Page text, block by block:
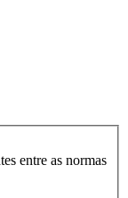
entre as normas